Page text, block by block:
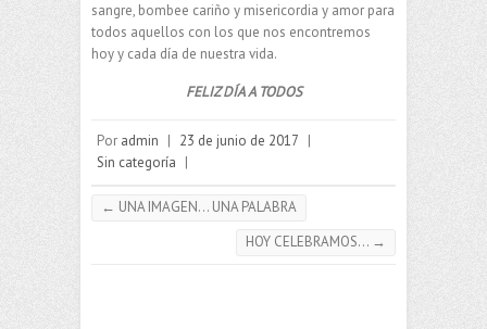
sangre, bombee cariño y misericordia y amor para
todos aquellos con los que nos encontremos
hoy y cada día de nuestra vida.
FELIZ DÍA A TODOS
Por admin | 23 de junio de 2017 |
Sin categoría |
← UNA IMAGEN… UNA PALABRA
HOY CELEBRAMOS… →